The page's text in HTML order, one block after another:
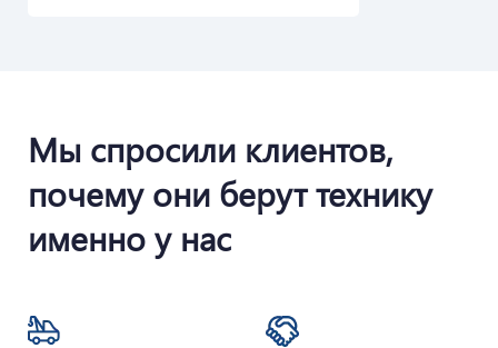
Мы спросили клиентов,
почему они берут технику
именно у нас